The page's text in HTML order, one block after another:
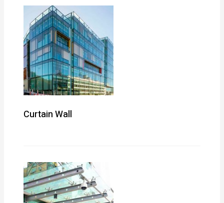
Curtain Wall